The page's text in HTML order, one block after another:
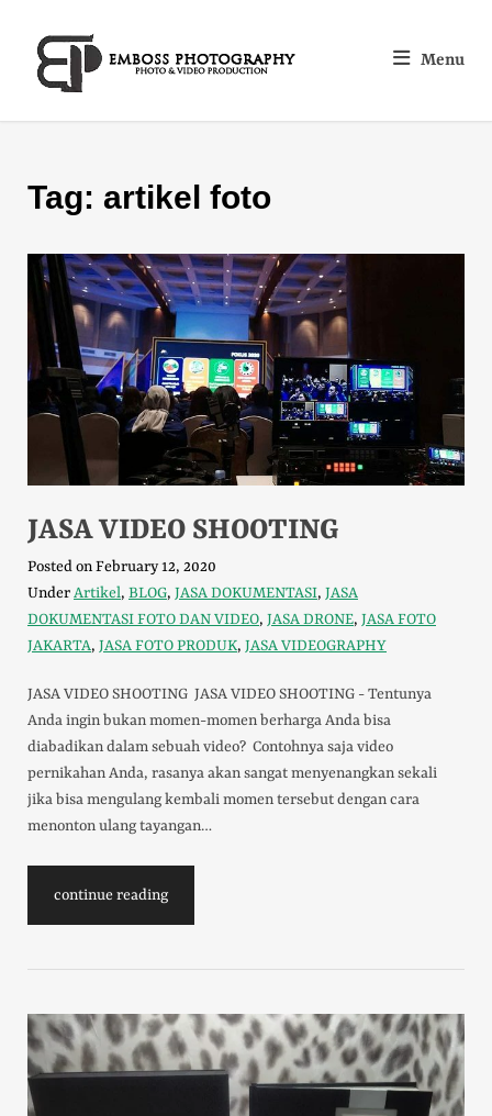
Menu
Tag: artikel foto
JASA VIDEO SHOOTING
Posted onFebruary 12, 2020
UnderArtikel, BLOG, JASA DOKUMENTASI, JASA
DOKUMENTASI FOTO DAN VIDEO, JASA DRONE, JASA FOTO
JAKARTA, JASA FOTO PRODUK, JASA VIDEOGRAPHY
JASA VIDEO SHOOTING JASA VIDEO SHOOTING - Tentunya
Anda ingin bukan momen-momen berharga Anda bisa
diabadikan dalam sebuah video? Contohnya saja video
pernikahan Anda, rasanya akan sangat menyenangkan sekali
jika bisa mengulang kembali momen tersebut dengan cara
menonton ulang tayangan…
continue reading